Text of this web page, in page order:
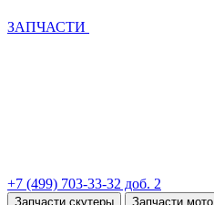
ЗАПЧАСТИ
+7 (499) 703-33-32 доб. 2
Запчасти скутеры Запчасти мото